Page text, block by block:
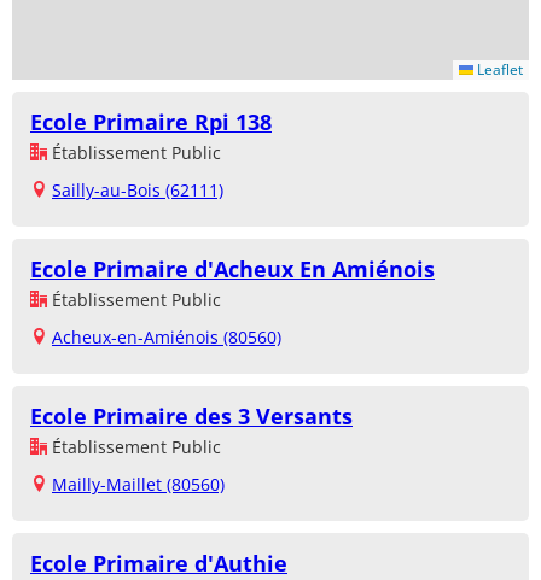
Leaflet
Ecole Primaire Rpi 138
Établissement Public
Sailly-au-Bois (62111)
Ecole Primaire d'Acheux En Amiénois
Établissement Public
Acheux-en-Amiénois (80560)
Ecole Primaire des 3 Versants
Établissement Public
Mailly-Maillet (80560)
Ecole Primaire d'Authie